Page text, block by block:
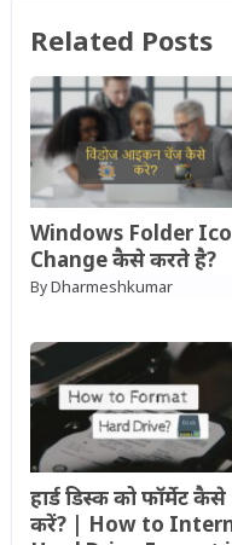
Related Posts
Windows Folder
Change कैसे करते है?
ByDharmeshkumar
हार्ड डिस्क को फॉर्मेट कैसे
करें? | How to